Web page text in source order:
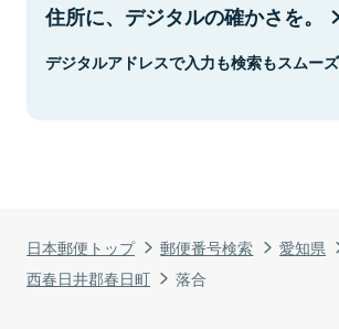
日本郵便トップ 郵便番号検索
愛知県
西春日井郡春日町
落合
住所に、デジタルの確かさを。
デジタルアドレスで入力も検索もスムーズ